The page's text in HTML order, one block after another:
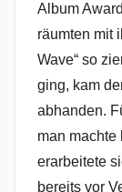
Album
räumten mit
Wave“ so
ging, kam
abhanden.
man machte
erarbeitete
bereits vor